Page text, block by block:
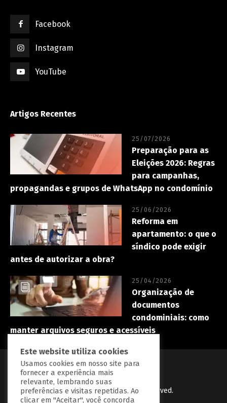
Facebook
Instagram
YouTube
Artigos Recentes
25/07/2026
Preparação para as
Eleições 2026: Regras
para campanhas,
propagandas e grupos de WhatsApp no condomínio
25/06/2026
Reforma em
apartamento: o que o
síndico pode exigir
antes de autorizar a obra?
25/04/2026
Organização de
documentos
condominiais: como
manter arquivos seguros e acessíveis
PredialBR© Copryright 2023 | All Right Reserved.
Este website utiliza cookies
Usamos cookies em nosso site para
fornecer a experiência mais
relevante, lembrando suas
preferências e visitas repetidas. Ao
clicar em "Aceitar", você concorda